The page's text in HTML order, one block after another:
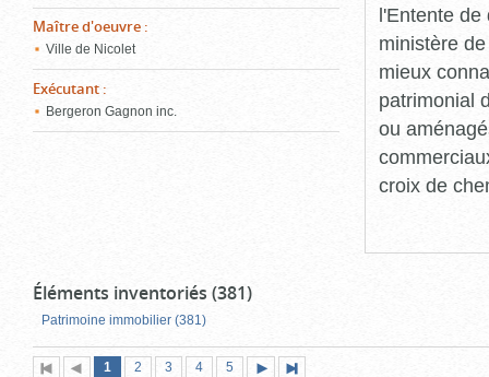
Maître d'oeuvre :
Ville de Nicolet
Exécutant :
Bergeron Gagnon inc.
l'Entente de
ministère
mieux
patrimonial
ou
croix de
Éléments inventoriés (381)
Patrimoine immobilier (381)
PremièrePage
Page
1 (pagePage
2 Page
3 Page
4 Page
5